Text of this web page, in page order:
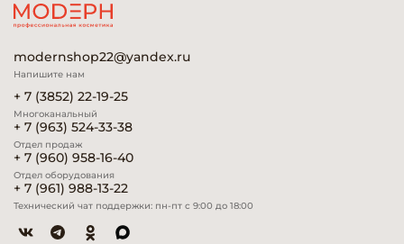
modernshop22@yandex.ru
Напишите нам
+ 7 (3852) 22-19-25
Многоканальный
+ 7 (963) 524-33-38
Отдел продаж
+ 7 (960) 958-16-40
Отдел оборудования
+ 7 (961) 988-13-22
Технический чат поддержки: пн-пт с 9:00 до 18:00